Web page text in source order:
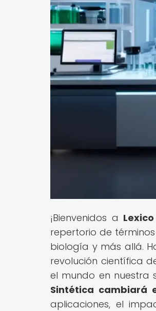
¡Bienvenidos a
repertorio de
biología y más allá.
revolución científica
el mundo en nuestra
Sintética cambiará
aplicaciones, el